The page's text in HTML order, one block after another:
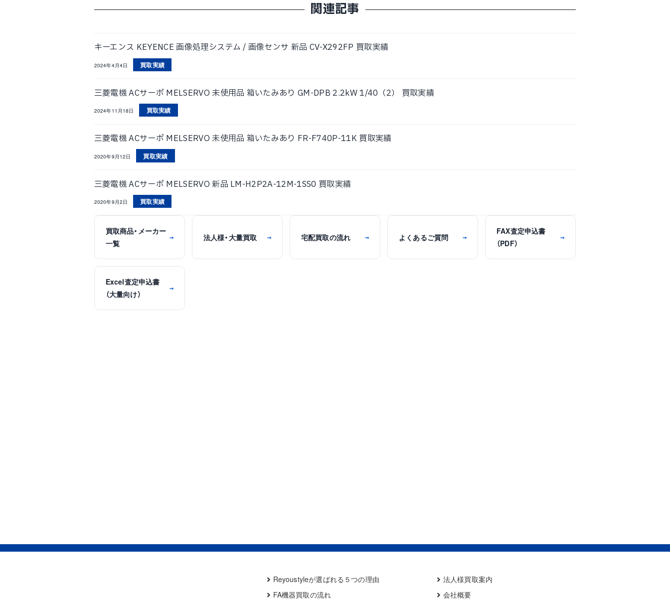
関連記事
キーエンス KEYENCE 画像処理システム / 画像センサ 新品 CV-X292FP 買取実績
2024年4月4日 買取実績
三菱電機 ACサーボ MELSERVO 未使用品 箱いたみあり GM-DPB 2.2kW 1/40（2） 買取実績
2024年11月18日 買取実績
三菱電機 ACサーボ MELSERVO 未使用品 箱いたみあり FR-F740P-11K 買取実績
2020年9月12日 買取実績
三菱電機 ACサーボ MELSERVO 新品 LM-H2P2A-12M-1SS0 買取実績
2020年9月2日 買取実績
買取商品・メーカー
一覧
→ 法人様・大量買取 → 宅配買取の流れ → よくあるご質問 →
FAX査定申込書
（PDF）
→
Excel査定申込書
（大量向け）
→
Reyoustyleが選ばれる５つの理由
FA機器買取の流れ
法人様買取案内
会社概要